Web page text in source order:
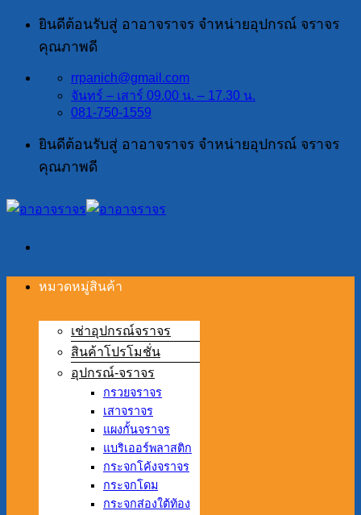
ข้าม
เนื้อหา
ยินดีต้อนรับสู่ อาอาจราจร จำหน่ายอุปกรณ์ จราจร
คุณภาพดี
rrpanich@gmail.com
จันทร์ – เสาร์ 09.00 น. – 17.30 น.
081-750-1559
ยินดีต้อนรับสู่ อาอาจราจร จำหน่ายอุปกรณ์ จราจร
คุณภาพดี
หมวดหมู่สินค้า
เช่าอุปกรณ์จราจร
สินค้าโปรโมชั่น
อุปกรณ์-จราจร
กรวยจราจร
เสาจราจร
แผงกั้นจราจร
แบริเออร์พลาสติก
กระจกโค้งจราจร
กระจกโดม
กระจกส่องใต้ท้อง